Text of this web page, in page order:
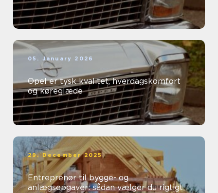
05. January 2026
Opel er tysk kvalitet, hverdagskomfort
og køreglæde
29. December 2025
Entreprenør til bygge- og
anlægsopgaver: sådan vælger du rigtigt